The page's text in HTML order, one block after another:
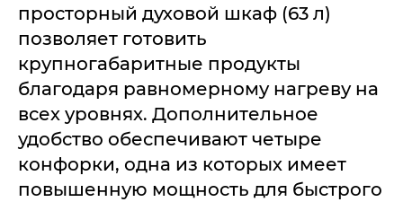
просторный духовой шкаф (63 л)
позволяет готовить
крупногабаритные продукты
благодаря равномерному нагреву на
всех уровнях. Дополнительное
удобство обеспечивают четыре
конфорки, одна из которых имеет
повышенную мощность для быстрого